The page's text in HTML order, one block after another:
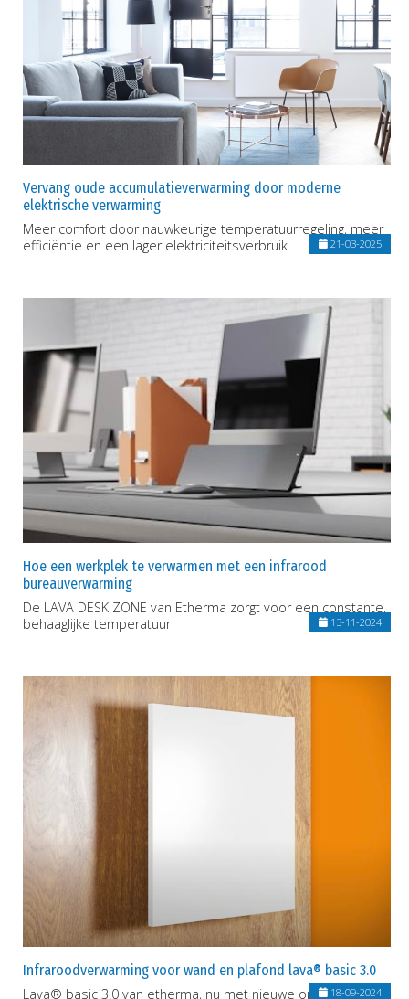
Vervang oude accumulatieverwarming door moderne
elektrische verwarming
Meer comfort door nauwkeurige temperatuurregeling, meer
efficiëntie en een lager elektriciteitsverbruik
21-03-2025
Hoe een werkplek te verwarmen met een infrarood
bureauverwarming
De LAVA DESK ZONE van Etherma zorgt voor een constante,
behaaglijke temperatuur
13-11-2024
Infraroodverwarming voor wand en plafond lava® basic 3.0
Lava® basic 3.0 van etherma, nu met nieuwe ophangbeugel
18-09-2024